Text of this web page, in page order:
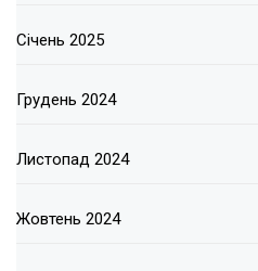
Січень 2025
Грудень 2024
Листопад 2024
Жовтень 2024